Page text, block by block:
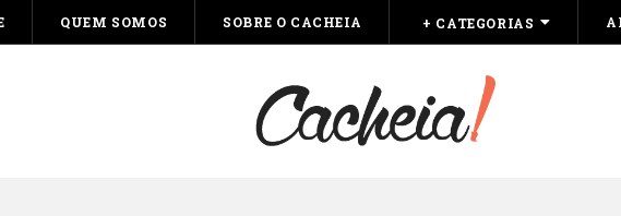
QUEM SOMOS SOBRE O CACHEIA + CATEGORIAS